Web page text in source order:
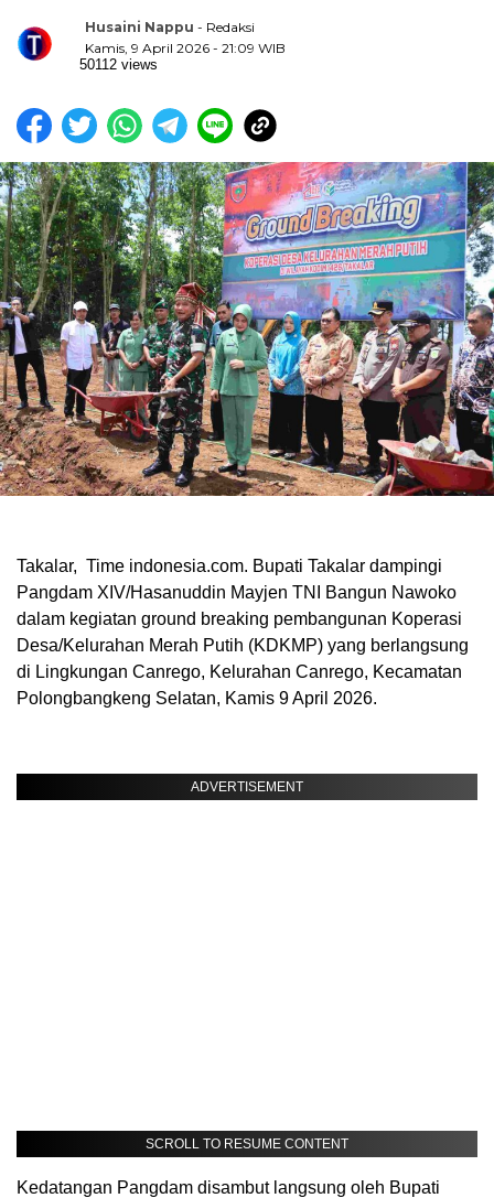
Husaini Nappu - Redaksi
Kamis, 9 April 2026 - 21:09 WIB
50112 views
Takalar, Time indonesia.com. Bupati Takalar dampingi
Pangdam XIV/Hasanuddin Mayjen TNI Bangun Nawoko
dalam kegiatan ground breaking pembangunan Koperasi
Desa/Kelurahan Merah Putih (KDKMP) yang berlangsung
di Lingkungan Canrego, Kelurahan Canrego, Kecamatan
Polongbangkeng Selatan, Kamis 9 April 2026.
ADVERTISEMENT
SCROLL TO RESUME CONTENT
Kedatangan Pangdam disambut langsung oleh Bupati